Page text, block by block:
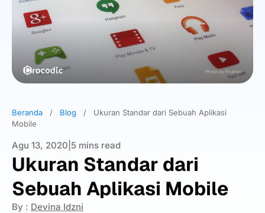
Beranda / Blog /
Ukuran Standar dari Sebuah Aplikasi
Mobile
Agu 13, 2020 5 mins read
Ukuran Standar dari
Sebuah Aplikasi Mobile
By : Devina Idzni